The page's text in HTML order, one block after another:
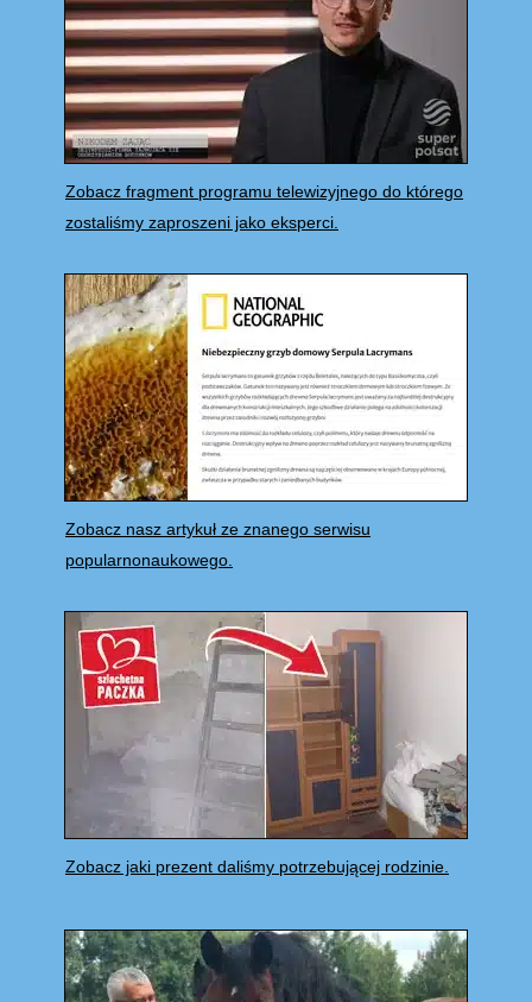
Zobacz fragment programu telewizyjnego do którego
zostaliśmy zaproszeni jako eksperci.
Zobacz nasz artykuł ze znanego serwisu
popularnonaukowego.
Zobacz jaki prezent daliśmy potrzebującej rodzinie.